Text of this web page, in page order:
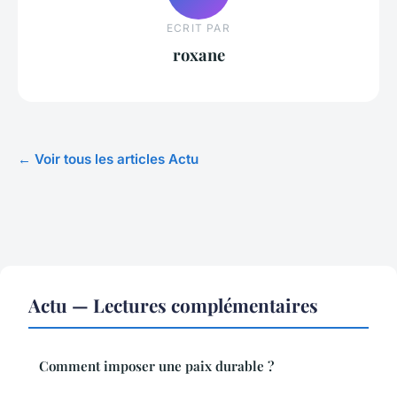
ECRIT PAR
roxane
← Voir tous les articles Actu
Actu — Lectures complémentaires
Comment imposer une paix durable ?